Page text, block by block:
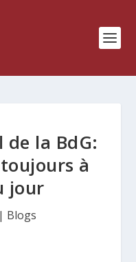
la BdG:
à
jour
| Blogs